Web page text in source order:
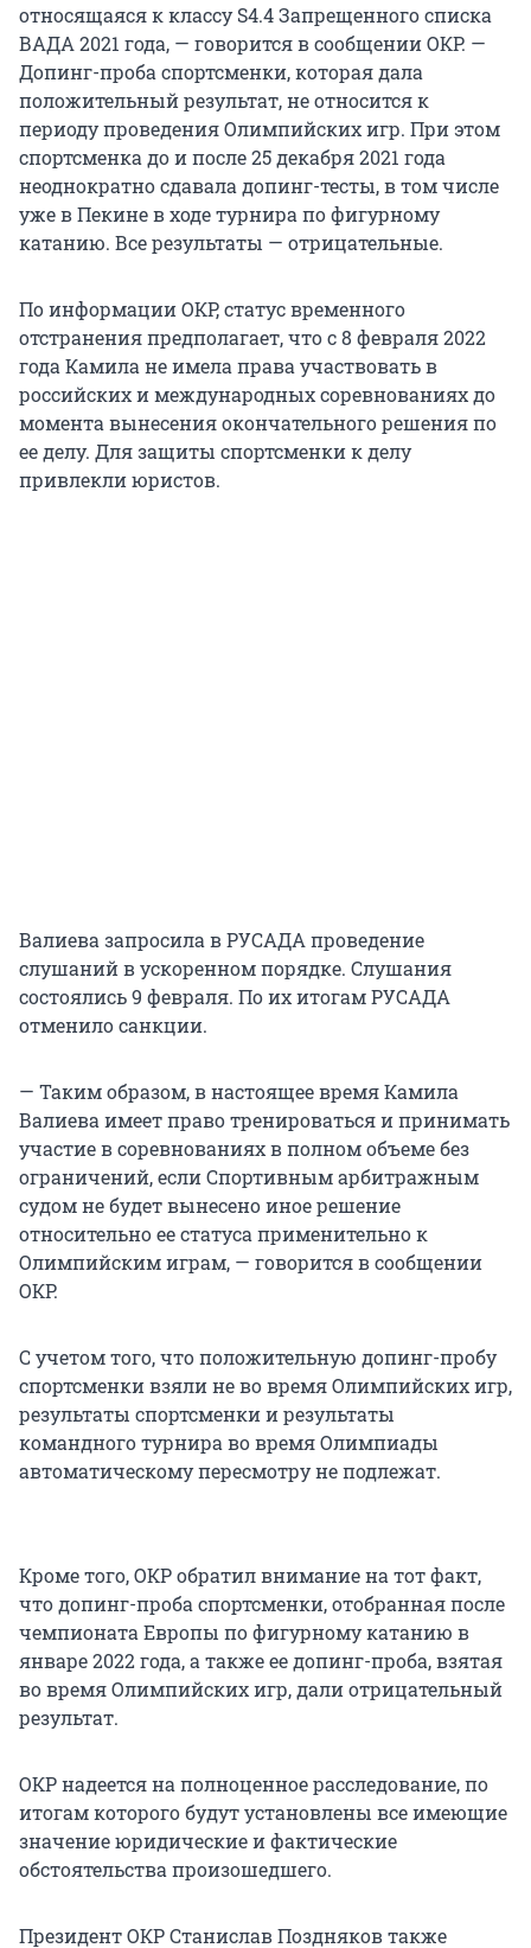
относящаяся к классу S4.4 Запрещенного списка
ВАДА 2021 года, — говорится в сообщении ОКР. —
Допинг-проба спортсменки, которая дала
положительный результат, не относится к
периоду проведения Олимпийских игр. При этом
спортсменка до и после 25 декабря 2021 года
неоднократно сдавала допинг-тесты, в том числе
уже в Пекине в ходе турнира по фигурному
катанию. Все результаты — отрицательные.
По информации ОКР, статус временного
отстранения предполагает, что с 8 февраля 2022
года Камила не имела права участвовать в
российских и международных соревнованиях до
момента вынесения окончательного решения по
ее делу. Для защиты спортсменки к делу
привлекли юристов.
Валиева запросила в РУСАДА проведение
слушаний в ускоренном порядке. Слушания
состоялись 9 февраля. По их итогам РУСАДА
отменило санкции.
— Таким образом, в настоящее время Камила
Валиева имеет право тренироваться и принимать
участие в соревнованиях в полном объеме без
ограничений, если Спортивным арбитражным
судом не будет вынесено иное решение
относительно ее статуса применительно к
Олимпийским играм, — говорится в сообщении
ОКР.
С учетом того, что положительную допинг-пробу
спортсменки взяли не во время Олимпийских игр,
результаты спортсменки и результаты
командного турнира во время Олимпиады
автоматическому пересмотру не подлежат.
Кроме того, ОКР обратил внимание на тот факт,
что допинг-проба спортсменки, отобранная после
чемпионата Европы по фигурному катанию в
январе 2022 года, а также ее допинг-проба, взятая
во время Олимпийских игр, дали отрицательный
результат.
ОКР надеется на полноценное расследование, по
итогам которого будут установлены все имеющие
значение юридические и фактические
обстоятельства произошедшего.
Президент ОКР Станислав Поздняков также